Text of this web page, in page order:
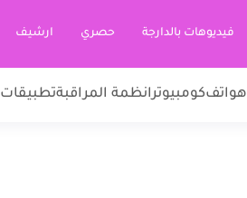
فيديوهات بالدارجة حصري ارشيف
هواتفكومبيوترانظمة المراقبةتطبيقات